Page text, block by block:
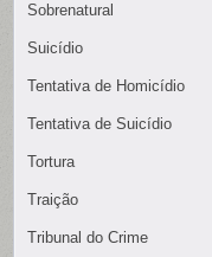
Sobrenatural
Suicídio
Tentativa de Homicídio
Tentativa de Suicídio
Tortura
Traição
Tribunal do Crime